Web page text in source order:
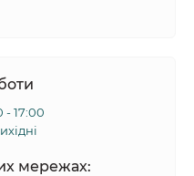
- 17:00
мережах: